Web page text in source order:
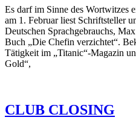
Es darf im Sinne des Wortwitzes
am 1. Februar liest Schriftsteller
Deutschen Sprachgebrauchs,
Buch „Die Chefin verzichtet“.
Tätigkeit im „Titanic“-Magazin
Gold“,
CLUB CLOSING